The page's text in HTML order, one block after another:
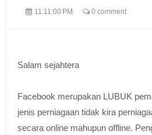
11:11:00 PM 0 comment
Salam sejahtera
Facebook merupakan LUBUK
jenis perniagaan tidak kira
secara online mahupun offline.